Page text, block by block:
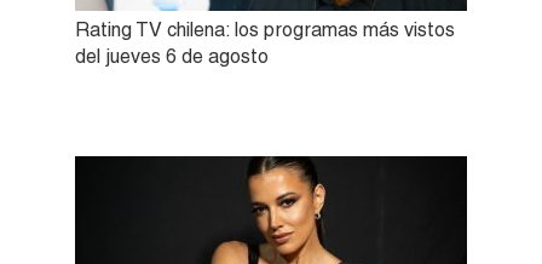
Rating TV chilena: los programas más vistos
del jueves 6 de agosto